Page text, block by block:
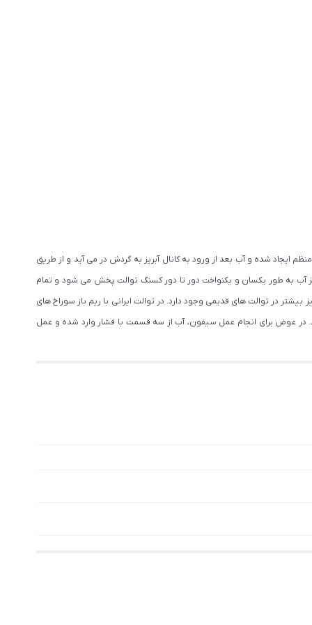
ایجاد شده و آب بعد از ورود به کانال آبریز به گردش در می آید و از طریق
آب به طور یکسان و یکنواخت دور تا دور کسنگ توالت پخش می شود و تمام
بیشتر در توالت های قدیمی وجود دارد. در توالت ایرانی با ریم باز سوراخ‌ های
در عوض برای انجام عمل سیفون، آب از سه قسمت با فشار وارد شده و عمل